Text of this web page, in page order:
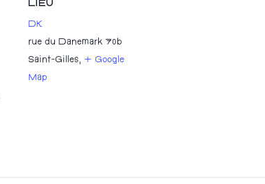
LIEU
DK
rue du Danemark 70b
Saint-Gilles , + Google
Map